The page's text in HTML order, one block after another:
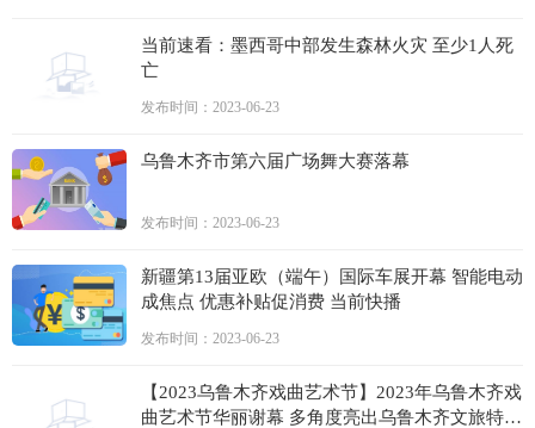
当前速看：墨西哥中部发生森林火灾 至少1人死
亡
发布时间：2023-06-23
乌鲁木齐市第六届广场舞大赛落幕
发布时间：2023-06-23
新疆第13届亚欧（端午）国际车展开幕 智能电动
成焦点 优惠补贴促消费 当前快播
发布时间：2023-06-23
【2023乌鲁木齐戏曲艺术节】2023年乌鲁木齐戏
曲艺术节华丽谢幕 多角度亮出乌鲁木齐文旅特